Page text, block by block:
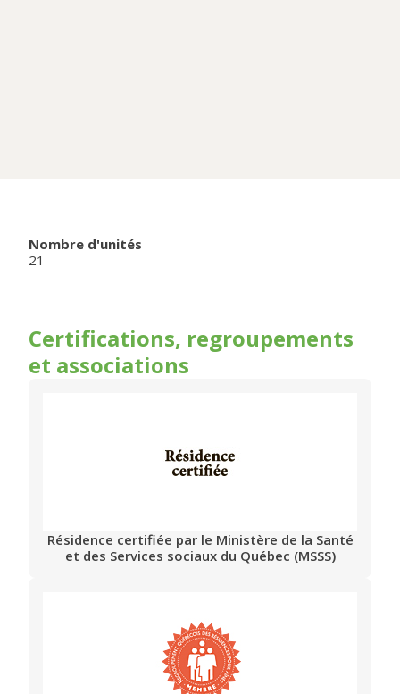
Nombre d'unités
21
Certifications, regroupements
et associations
Résidence certifiée par le Ministère de la Santé
et des Services sociaux du Québec (MSSS)